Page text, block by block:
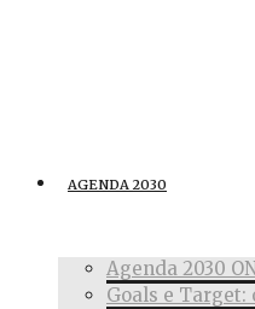
AGENDA 2030
Agenda 2030
Goals e